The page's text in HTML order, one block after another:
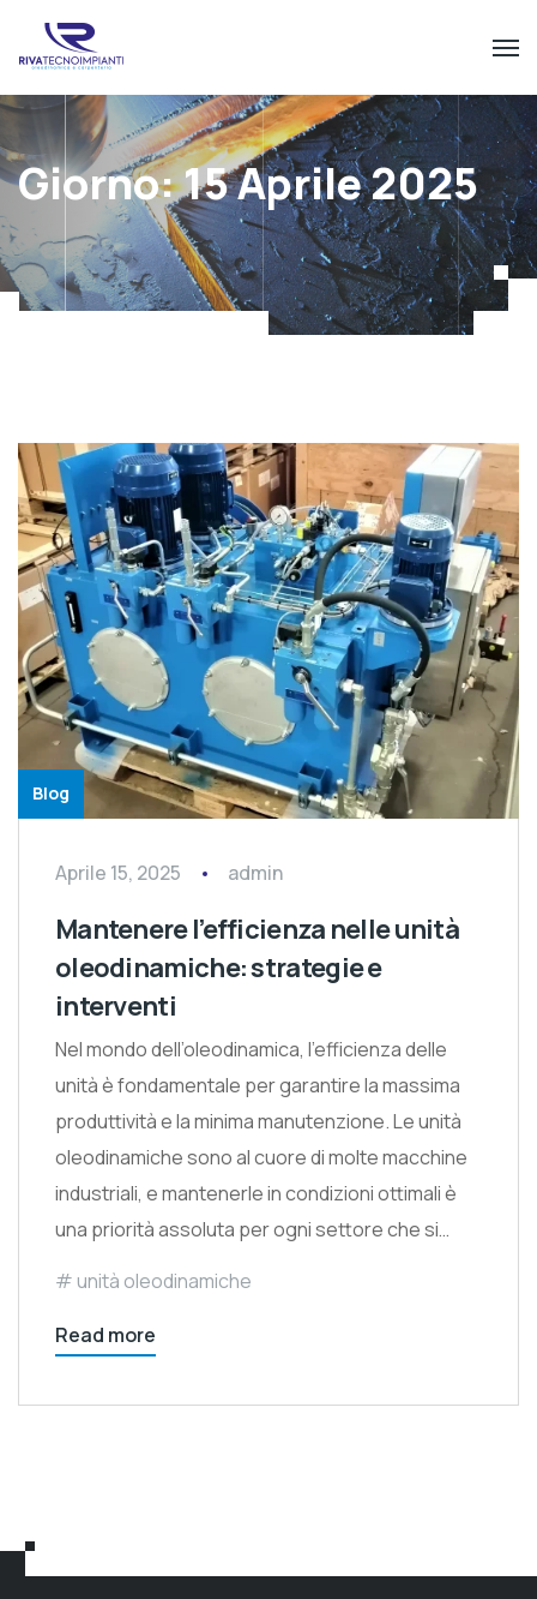
Giorno:15 Aprile 2025
Blog
Aprile 15, 2025 admin
Mantenere l’efficienza nelle unità
oleodinamiche: strategie e
interventi
Nel mondo dell’oleodinamica, l’efficienza delle
unità è fondamentale per garantire la massima
produttività e la minima manutenzione. Le unità
oleodinamiche sono al cuore di molte macchine
industriali, e mantenerle in condizioni ottimali è
una priorità assoluta per ogni settore che si…
unità oleodinamiche
Read more